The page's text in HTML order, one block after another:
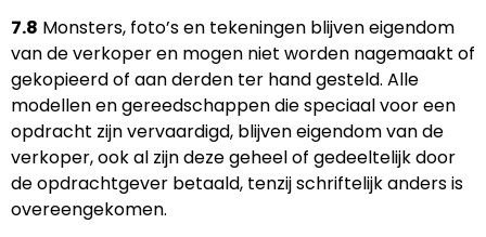
7.8 Monsters, foto’s en tekeningen blijven eigendom
van de verkoper en mogen niet worden nagemaakt of
gekopieerd of aan derden ter hand gesteld. Alle
modellen en gereedschappen die speciaal voor een
opdracht zijn vervaardigd, blijven eigendom van de
verkoper, ook al zijn deze geheel of gedeeltelijk door
de opdrachtgever betaald, tenzij schriftelijk anders is
overeengekomen.